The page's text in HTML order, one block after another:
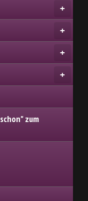
zum